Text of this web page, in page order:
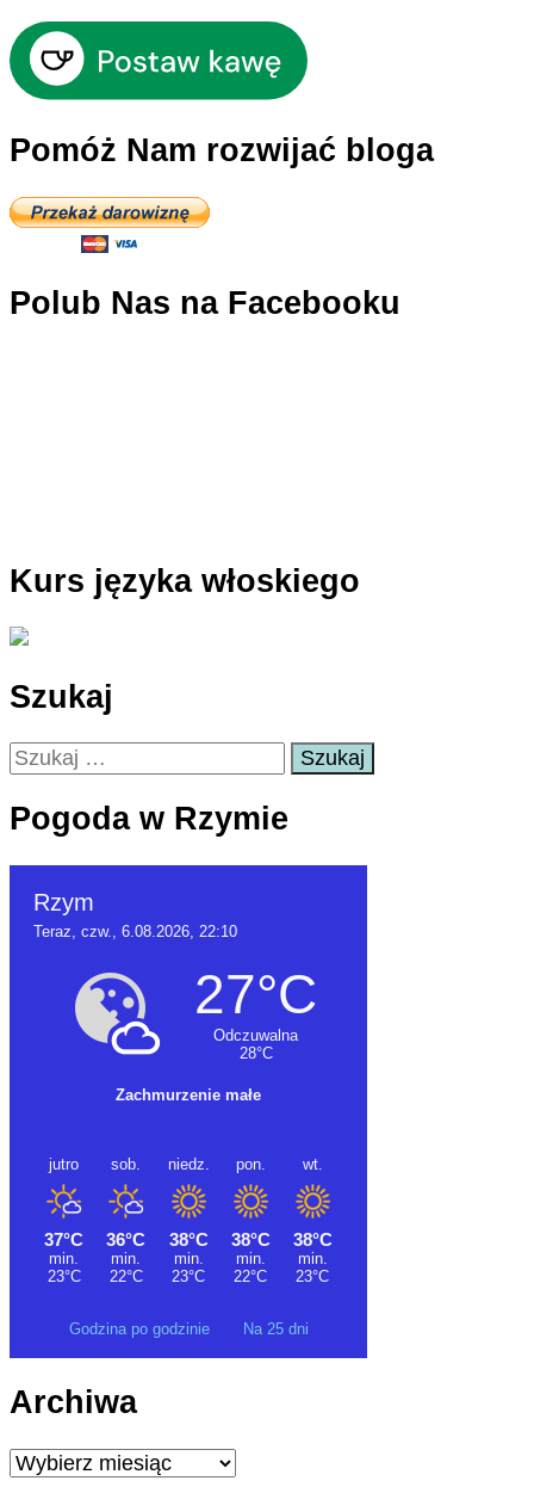
Pomóż Nam rozwijać bloga
Polub Nas na Facebooku
Kurs języka włoskiego
Szukaj
Szukaj:
Pogoda w Rzymie
Godzina po godzinie Na 25 dni
Archiwa
Archiwa